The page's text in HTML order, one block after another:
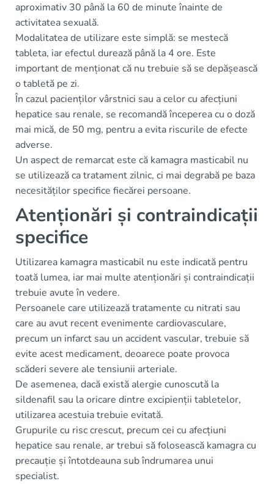
aproximativ 30 până la 60 de minute înainte de
activitatea sexuală.
Modalitatea de utilizare este simplă: se mestecă
tableta, iar efectul durează până la 4 ore. Este
important de menționat că nu trebuie să se depășească
o tabletă pe zi.
În cazul pacienților vârstnici sau a celor cu afecțiuni
hepatice sau renale, se recomandă începerea cu o doză
mai mică, de 50 mg, pentru a evita riscurile de efecte
adverse.
Un aspect de remarcat este că kamagra masticabil nu
se utilizează ca tratament zilnic, ci mai degrabă pe baza
necesităților specifice fiecărei persoane.
Atenționări și contraindicații
specifice
Utilizarea kamagra masticabil nu este indicată pentru
toată lumea, iar mai multe atenționări și contraindicații
trebuie avute în vedere.
Persoanele care utilizează tratamente cu nitrati sau
care au avut recent evenimente cardiovasculare,
precum un infarct sau un accident vascular, trebuie să
evite acest medicament, deoarece poate provoca
scăderi severe ale tensiunii arteriale.
De asemenea, dacă există alergie cunoscută la
sildenafil sau la oricare dintre excipienții tabletelor,
utilizarea acestuia trebuie evitată.
Grupurile cu risc crescut, precum cei cu afecțiuni
hepatice sau renale, ar trebui să folosească kamagra cu
precauție și întotdeauna sub îndrumarea unui
specialist.